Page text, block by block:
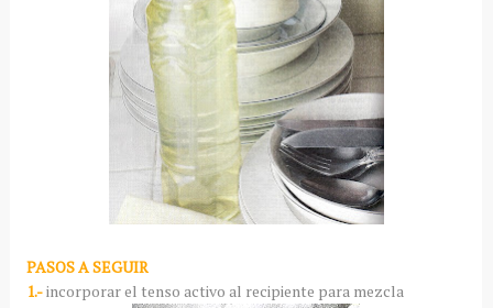
PASOS A SEGUIR
1.-incorporar el tenso activo al recipiente para mezcla